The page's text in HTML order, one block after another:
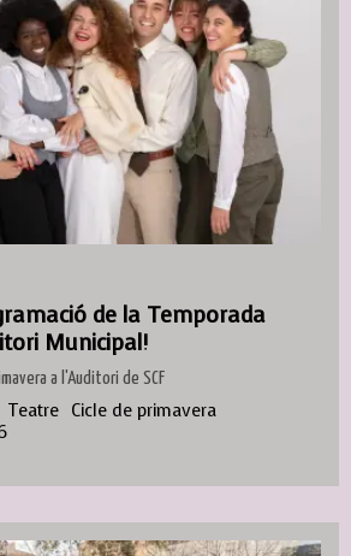
de la Temporada
Municipal!
a l'Auditori de SCF
Teatre Cicle de primavera